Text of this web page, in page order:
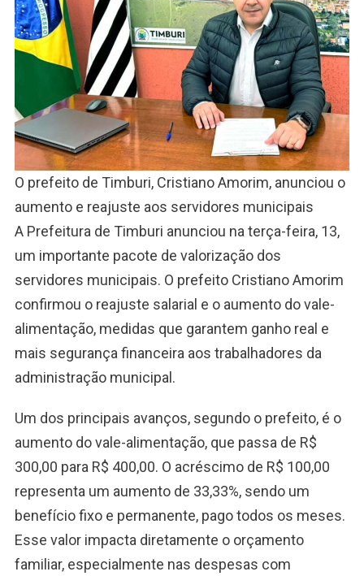
O prefeito de Timburi, Cristiano Amorim, anunciou o
aumento e reajuste aos servidores municipais
A Prefeitura de Timburi anunciou na terça-feira, 13,
um importante pacote de valorização dos
servidores municipais. O prefeito Cristiano Amorim
confirmou o reajuste salarial e o aumento do vale-
alimentação, medidas que garantem ganho real e
mais segurança financeira aos trabalhadores da
administração municipal.
Um dos principais avanços, segundo o prefeito, é o
aumento do vale-alimentação, que passa de R$
300,00 para R$ 400,00. O acréscimo de R$ 100,00
representa um aumento de 33,33%, sendo um
benefício fixo e permanente, pago todos os meses.
Esse valor impacta diretamente o orçamento
familiar, especialmente nas despesas com